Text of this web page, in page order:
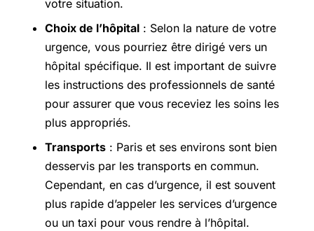
votre situation.
Choix de l’hôpital : Selon la nature de votre
urgence, vous pourriez être dirigé vers un
hôpital spécifique. Il est important de suivre
les instructions des professionnels de santé
pour assurer que vous receviez les soins les
plus appropriés.
Transports : Paris et ses environs sont bien
desservis par les transports en commun.
Cependant, en cas d’urgence, il est souvent
plus rapide d’appeler les services d’urgence
ou un taxi pour vous rendre à l’hôpital.